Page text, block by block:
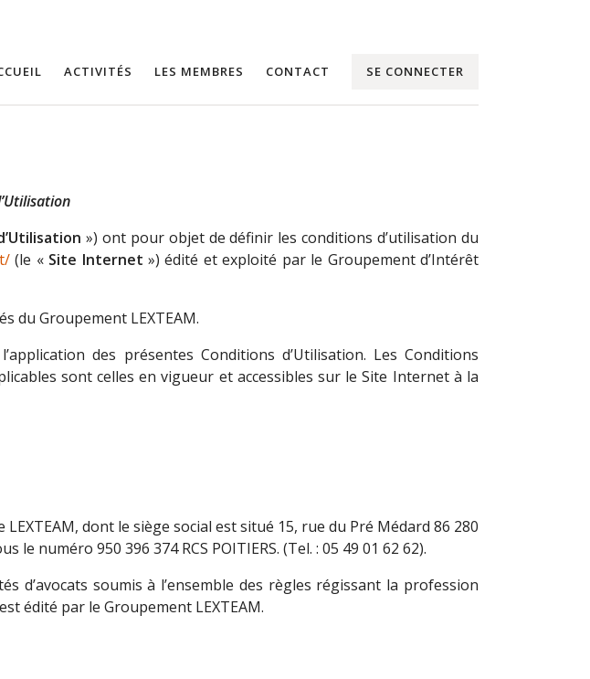
ACTIVITÉS LES MEMBRES CONTACT SE CONNECTER
») ont pour objet de définir les conditions d’utilisation du
(le « Site Internet ») édité et exploité par le Groupement d’Intérêt
du Groupement LEXTEAM.
des présentes Conditions d’Utilisation. Les Conditions
sont celles en vigueur et accessibles sur le Site Internet à la
dont le siège social est situé 15, rue du Pré Médard 86 280
numéro 950 396 374 RCS POITIERS. (Tel. : 05 49 01 62 62).
d’avocats soumis à l’ensemble des règles régissant la profession
édité par le Groupement LEXTEAM.